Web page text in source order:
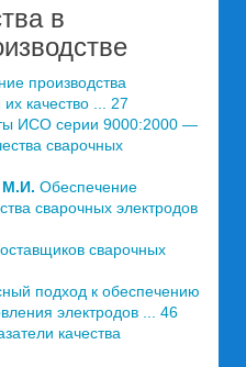
в
производства
качество ... 27
ИСО серии 9000:2000 —
сварочных
М.И. Обеспечение
сварочных электродов
сварочных
подход к обеспечению
электродов ... 46
качества